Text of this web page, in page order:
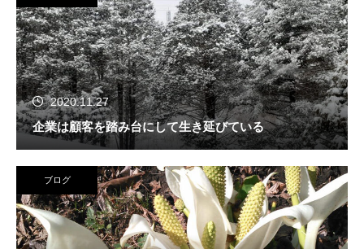
2020.11.27
企業は顧客を踏み台にして生き延びている
ブログ